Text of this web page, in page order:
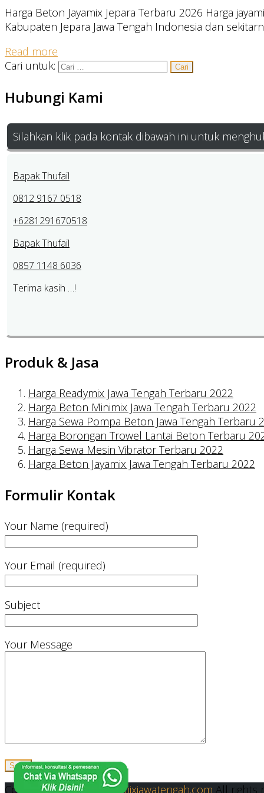
Harga Beton Jayamix Jepara Terbaru 2026 Harga
Kabupaten Jepara Jawa Tengah Indonesia dan
Read more
Cari untuk:
Hubungi Kami
Silahkan klik pada kontak dibawah ini untuk
Bapak Thufail
0812 9167 0518
+6281291670518
Bapak Thufail
0857 1148 6036
Terima kasih …!
Produk & Jasa
Harga Readymix Jawa Tengah Terbaru 2022
Harga Beton Minimix Jawa Tengah Terbaru 2022
Harga Sewa Pompa Beton Jawa Tengah Terbaru
Harga Borongan Trowel Lantai Beton Terbaru
Harga Sewa Mesin Vibrator Terbaru 2022
Harga Beton Jayamix Jawa Tengah Terbaru 2022
Formulir Kontak
Your Name (required)
Your Email (required)
Subject
Your Message
Copyright © 2019 Readymixjawatengah.com All rights